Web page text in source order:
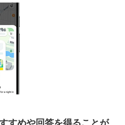
すめや回答を得ることが